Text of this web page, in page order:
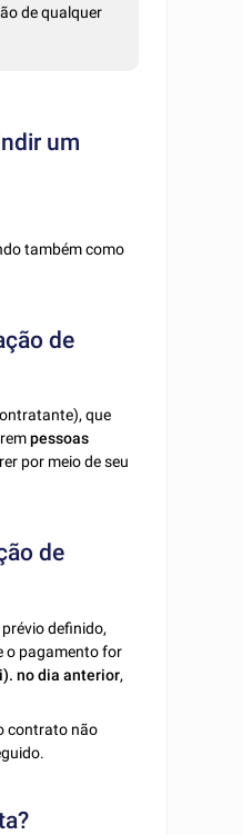
de qualquer
um
também como
de
que
pessoas
por meio de seu
de
definido,
o pagamento for
no dia anterior,
contrato não